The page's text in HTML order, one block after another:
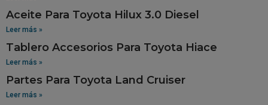
Aceite Para Toyota Hilux 3.0 Diesel
Leer más »
Tablero Accesorios Para Toyota Hiace
Leer más »
Partes Para Toyota Land Cruiser
Leer más »